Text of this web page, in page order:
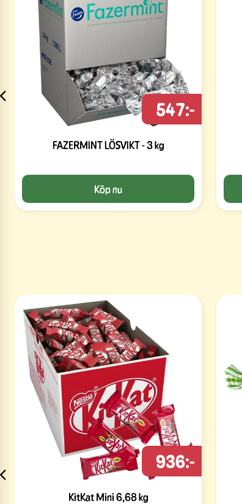
FAZERMINT LÖSVIKT - 3 kg
547:-
Köp nu
KitKat Mini 6,68 kg
936:-